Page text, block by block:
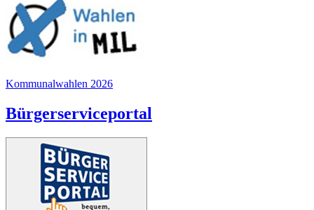
Kommunalwahlen 2026
Bürgerserviceportal